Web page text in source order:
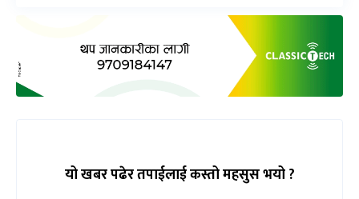
यो खबर पढेर तपाईलाई कस्तो महसुस भयो ?